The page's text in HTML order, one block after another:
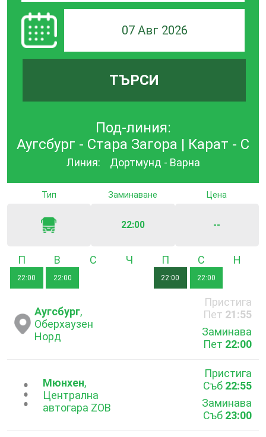
07 Авг 2026
ТЪРСИ
Под-линия:
Аугсбург - Стара Загора | Карат - С
Линия: Дортмунд - Варна
Тип Заминаване
22:00
Цена
--
Понеделник
22:00
Вторник
22:00
Четвъртък
22:00
Събота
22:00
Аугсбург,
Оберхаузен
Норд
Пристига
Пет 21:55
Заминава
Пет 22:00
...Мюнхен,
Централна
автогара ZOB
Пристига
Съб 22:55
Заминава
Съб 23:00